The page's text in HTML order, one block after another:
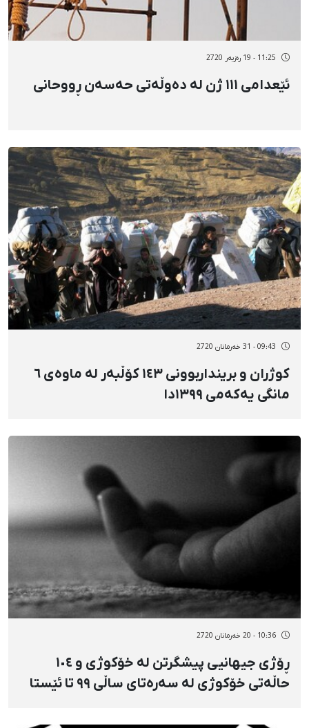
11:25 - 19 رەزبەر 2720
ئێعدامی ١١١ ژن لە دەوڵەتی حەسەن ڕووحانی
09:43 - 31 خەرمانان 2720
کوژران و برینداربوونی ١٤٣ کۆڵبەر لە ماوەی ٦
مانگی یەکەمی ١٣٩٩دا
10:36 - 20 خەرمانان 2720
ڕۆژی جیهانیی پیشگرتن لە خۆکوژی و ١٠٤
حاڵەتی خۆکوژی لە سەرەتای ساڵی ٩٩ تا ئێستا